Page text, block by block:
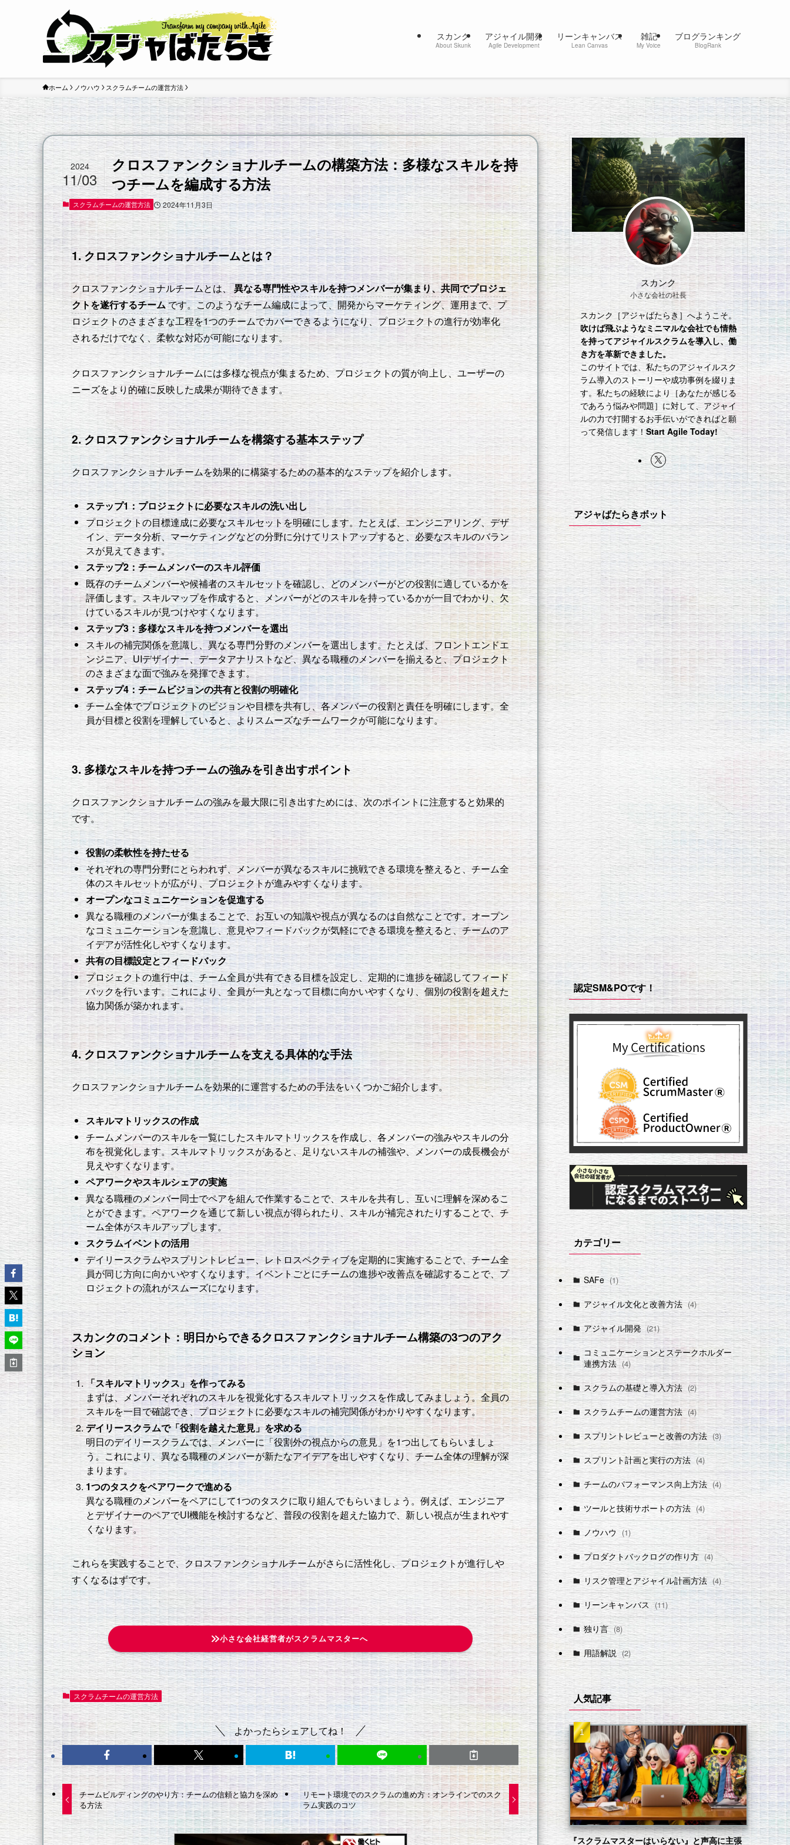
スカンク
About Skunk
アジャイル開発
Agile Development
リーンキャンバス
Lean Canvas
雑記
My Voice
ブログランキング
BlogRank
ホーム ノウハウ スクラムチームの運営方法
クロスファンクショナルチームの構築方法：多様なスキルを持
つチームを編成する方法
2024
11/03
スクラムチームの運営方法 2024年11月3日
1. クロスファンクショナルチームとは？
クロスファンクショナルチームとは、異なる専門性やスキルを持つメンバーが集まり、共同でプロジェ
クトを遂行するチームです。このようなチーム編成によって、開発からマーケティング、運用まで、プ
ロジェクトのさまざまな工程を1つのチームでカバーできるようになり、プロジェクトの進行が効率化
されるだけでなく、柔軟な対応が可能になります。
クロスファンクショナルチームには多様な視点が集まるため、プロジェクトの質が向上し、ユーザーの
ニーズをより的確に反映した成果が期待できます。
2. クロスファンクショナルチームを構築する基本ステップ
クロスファンクショナルチームを効果的に構築するための基本的なステップを紹介します。
ステップ1：プロジェクトに必要なスキルの洗い出し
プロジェクトの目標達成に必要なスキルセットを明確にします。たとえば、エンジニアリング、デザ
イン、データ分析、マーケティングなどの分野に分けてリストアップすると、必要なスキルのバラン
スが見えてきます。
ステップ2：チームメンバーのスキル評価
既存のチームメンバーや候補者のスキルセットを確認し、どのメンバーがどの役割に適しているかを
評価します。スキルマップを作成すると、メンバーがどのスキルを持っているかが一目でわかり、欠
けているスキルが見つけやすくなります。
ステップ3：多様なスキルを持つメンバーを選出
スキルの補完関係を意識し、異なる専門分野のメンバーを選出します。たとえば、フロントエンドエ
ンジニア、UIデザイナー、データアナリストなど、異なる職種のメンバーを揃えると、プロジェクト
のさまざまな面で強みを発揮できます。
ステップ4：チームビジョンの共有と役割の明確化
チーム全体でプロジェクトのビジョンや目標を共有し、各メンバーの役割と責任を明確にします。全
員が目標と役割を理解していると、よりスムーズなチームワークが可能になります。
3. 多様なスキルを持つチームの強みを引き出すポイント
クロスファンクショナルチームの強みを最大限に引き出すためには、次のポイントに注意すると効果的
です。
役割の柔軟性を持たせる
それぞれの専門分野にとらわれず、メンバーが異なるスキルに挑戦できる環境を整えると、チーム全
体のスキルセットが広がり、プロジェクトが進みやすくなります。
オープンなコミュニケーションを促進する
異なる職種のメンバーが集まることで、お互いの知識や視点が異なるのは自然なことです。オープン
なコミュニケーションを意識し、意見やフィードバックが気軽にできる環境を整えると、チームのア
イデアが活性化しやすくなります。
共有の目標設定とフィードバック
プロジェクトの進行中は、チーム全員が共有できる目標を設定し、定期的に進捗を確認してフィード
バックを行います。これにより、全員が一丸となって目標に向かいやすくなり、個別の役割を超えた
協力関係が築かれます。
4. クロスファンクショナルチームを支える具体的な手法
クロスファンクショナルチームを効果的に運営するための手法をいくつかご紹介します。
スキルマトリックスの作成
チームメンバーのスキルを一覧にしたスキルマトリックスを作成し、各メンバーの強みやスキルの分
布を視覚化します。スキルマトリックスがあると、足りないスキルの補強や、メンバーの成長機会が
見えやすくなります。
ペアワークやスキルシェアの実施
異なる職種のメンバー同士でペアを組んで作業することで、スキルを共有し、互いに理解を深めるこ
とができます。ペアワークを通じて新しい視点が得られたり、スキルが補完されたりすることで、チ
ーム全体がスキルアップします。
スクラムイベントの活用
デイリースクラムやスプリントレビュー、レトロスペクティブを定期的に実施することで、チーム全
員が同じ方向に向かいやすくなります。イベントごとにチームの進捗や改善点を確認することで、プ
ロジェクトの流れがスムーズになります。
スカンクのコメント：明日からできるクロスファンクショナルチーム構築の3つのアク
ション
「スキルマトリックス」を作ってみる
まずは、メンバーそれぞれのスキルを視覚化するスキルマトリックスを作成してみましょう。全員の
スキルを一目で確認でき、プロジェクトに必要なスキルの補完関係がわかりやすくなります。
デイリースクラムで「役割を越えた意見」を求める
明日のデイリースクラムでは、メンバーに「役割外の視点からの意見」を1つ出してもらいましょ
う。これにより、異なる職種のメンバーが新たなアイデアを出しやすくなり、チーム全体の理解が深
まります。
1つのタスクをペアワークで進める
異なる職種のメンバーをペアにして1つのタスクに取り組んでもらいましょう。例えば、エンジニア
とデザイナーのペアでUI機能を検討するなど、普段の役割を超えた協力で、新しい視点が生まれやす
くなります。
これらを実践することで、クロスファンクショナルチームがさらに活性化し、プロジェクトが進行しや
すくなるはずです。
小さな会社経営者がスクラムマスターへ
スクラムチームの運営方法
よかったらシェアしてね！
チームビルディングのやり方：チームの信頼と協力を深め
る方法
リモート環境でのスクラムの進め方：オンラインでのスク
ラム実践のコツ
スカンク
小さな会社の社長
スカンク［アジャばたらき］へようこそ。
吹けば飛ぶようなミニマルな会社でも情熱
を持ってアジャイルスクラムを導入し、働
き方を革新できました。
このサイトでは、私たちのアジャイルスク
ラム導入のストーリーや成功事例を綴りま
す。私たちの経験により［あなたが感じる
であろう悩みや問題］に対して、アジャイ
ルの力で打開するお手伝いができればと願
って発信します！Start Agile Today!
アジャばたらきボット
認定SM&POです！
カテゴリー
SAFe (1)
アジャイル文化と改善方法 (4)
アジャイル開発 (21)
コミュニケーションとステークホルダー
連携方法 (4)
スクラムの基礎と導入方法 (2)
スクラムチームの運営方法 (4)
スプリントレビューと改善の方法 (3)
スプリント計画と実行の方法 (4)
チームのパフォーマンス向上方法 (4)
ツールと技術サポートの方法 (4)
ノウハウ (1)
プロダクトバックログの作り方 (4)
リスク管理とアジャイル計画方法 (4)
リーンキャンバス (11)
独り言 (8)
用語解説 (2)
人気記事
『スクラムマスターはいらない』と声高に主張